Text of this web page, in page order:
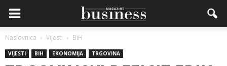
Naslovnica Vijesti BiH
VIJESTI BIH EKONOMIJA TRGOVINA